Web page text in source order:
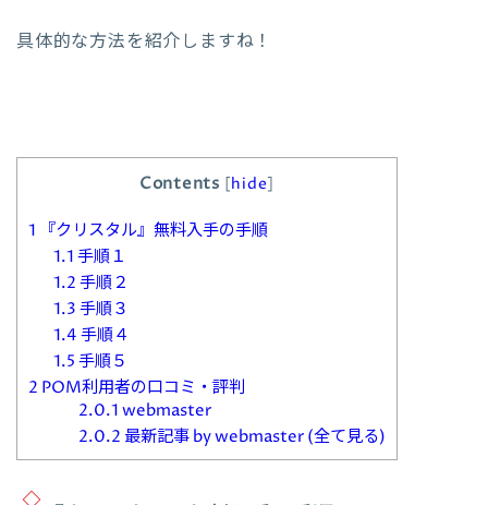
具体的な方法を紹介しますね！
Contents [hide]
1 『クリスタル』無料入手の手順
1.1手順１
1.2手順２
1.3手順３
1.4手順４
1.5手順５
2 POM利用者の口コミ・評判
2.0.1webmaster
2.0.2 最新記事 by webmaster (全て見る)